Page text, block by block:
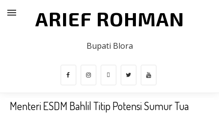
ARIEF ROHMAN
Bupati Blora
Menteri ESDM Bahlil Titip Potensi Sumur Tua